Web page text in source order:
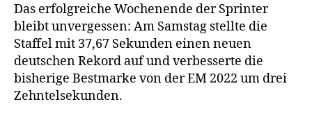
Das erfolgreiche Wochenende der Sprinter
bleibt unvergessen: Am Samstag stellte die
Staffel mit 37,67 Sekunden einen neuen
deutschen Rekord auf und verbesserte die
bisherige Bestmarke von der EM 2022 um drei
Zehntelsekunden.